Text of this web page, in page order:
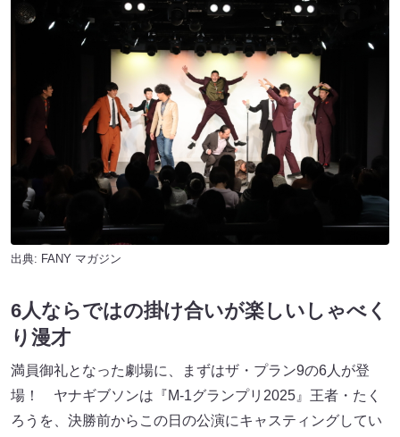
出典: FANY マガジン
6人ならではの掛け合いが楽しいしゃべく
り漫才
満員御礼となった劇場に、まずはザ・プラン9の6人が登
場！ ヤナギブソンは『M-1グランプリ2025』王者・たく
ろうを、決勝前からこの日の公演にキャスティングしてい